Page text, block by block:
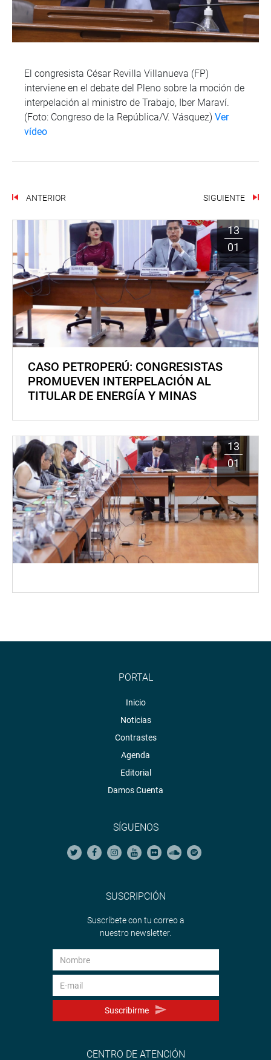
El congresista César Revilla Villanueva (FP)
interviene en el debate del Pleno sobre la moción de
interpelación al ministro de Trabajo, Iber Maraví.
(Foto: Congreso de la República/V. Vásquez) Ver
vídeo
ANTERIOR SIGUIENTE
13
01
CASO PETROPERÚ: CONGRESISTAS
PROMUEVEN INTERPELACIÓN AL
TITULAR DE ENERGÍA Y MINAS
13
01
PORTAL
Inicio
Noticias
Contrastes
Agenda
Editorial
Damos Cuenta
SÍGUENOS
SUSCRIPCIÓN
Suscríbete con tu correo a
nuestro newsletter.
Suscribirme
CENTRO DE ATENCIÓN